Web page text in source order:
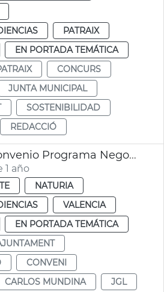
PATRAIX
EN PORTADA TEMÁTICA
CONCURS
JUNTA MUNICIPAL
SOSTENIBILIDAD
REDACCIÓ
JGL adenda convenio Programa Negocio Local Sostenible
1 año
NATURIA
VALENCIA
EN PORTADA TEMÁTICA
CONVENI
CARLOS MUNDINA
JGL